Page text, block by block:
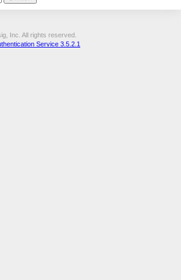
Inc. All rights reserved.
Service 3.5.2.1